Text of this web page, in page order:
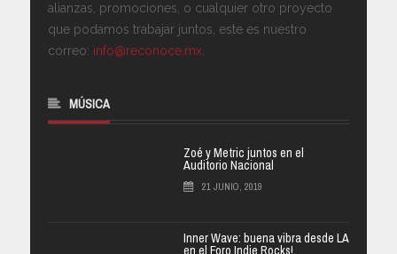
alianzas, promociones, o cualquier otro proyecto
que podamos trabajar juntos, este es nuestro
correo: info@reconoce.mx
MÚSICA
Zoé y Metric juntos en el
Auditorio Nacional
21 JUNIO, 2019
Inner Wave: buena vibra desde LA
en el Foro Indie Rocks!